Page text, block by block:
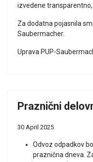
izvedene transparentno,
Za dodatna pojasnila
Saubermacher.
Uprava PUP-
Praznični
30 April 2025
Odvoz odpadkov
praznična dneva.